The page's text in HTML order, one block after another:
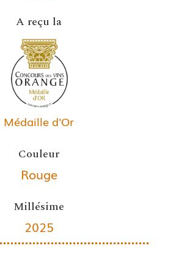
A reçu la
Médaille d'Or
Couleur
Rouge
Millésime
2025